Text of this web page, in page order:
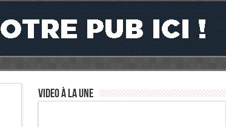
Video à la Une